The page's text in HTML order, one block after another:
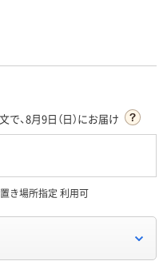
で、8月9日（日）にお届け
置き場所指定 利用可